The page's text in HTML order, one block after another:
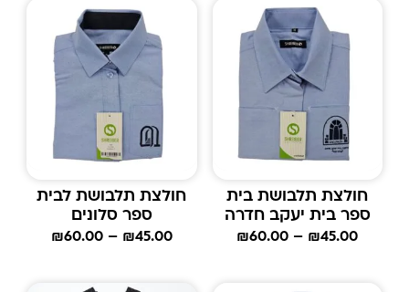
חולצת תלבושת בית
ספר בית יעקב חדרה
₪45.00
–
₪60.00
חולצת תלבושת לבית
ספר סלונים
₪45.00
–
₪60.00